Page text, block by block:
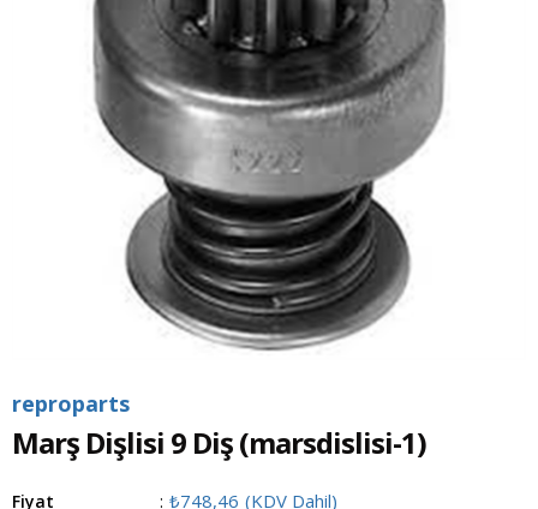
reproparts
Marş Dişlisi 9 Diş(marsdislisi-1)
Fiyat : ₺748,46 (KDV Dahil)